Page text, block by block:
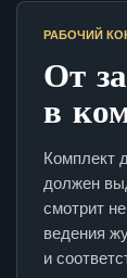
РАБОЧИЙ
От
в
Комплект
должен
смотрит
ведения
и